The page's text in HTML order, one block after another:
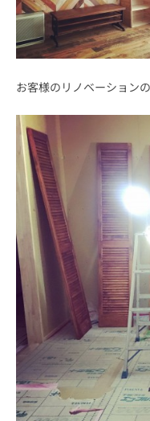
お客様のリノベーション